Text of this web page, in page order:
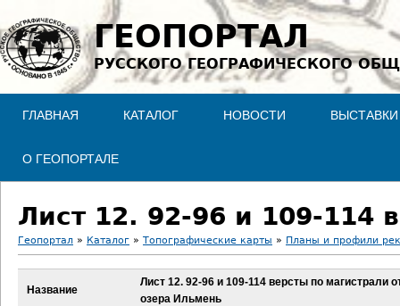
Jump to navigation
ГЕОПОРТАЛ
РУССКОГО ГЕОГРАФИЧЕСКОГО
ГЛАВНАЯ КАТАЛОГ НОВОСТИ ВЫСТАВКИ
О ГЕОПОРТАЛЕ
В
Геопортал » Каталог » Топографические карты » Планы и профили
Название
Лист 12. 92-96 и 109-114 версты по магистрали
озера Ильмень